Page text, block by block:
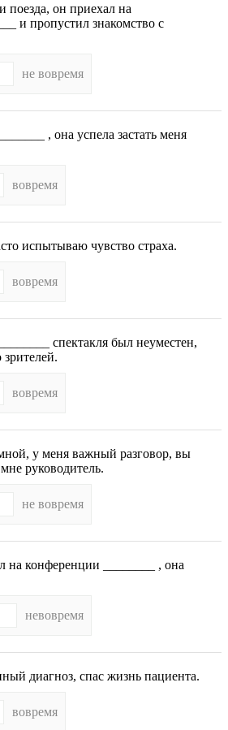
поезда, он приехал на
и пропустил знакомство с
не вовремя
, она успела застать меня
вовремя
испытываю чувство страха.
вовремя
спектакля был неуместен,
зрителей.
вовремя
у меня важный разговор, вы
руководитель.
не вовремя
на конференции ________ , она
невовремя
диагноз, спас жизнь пациента.
вовремя